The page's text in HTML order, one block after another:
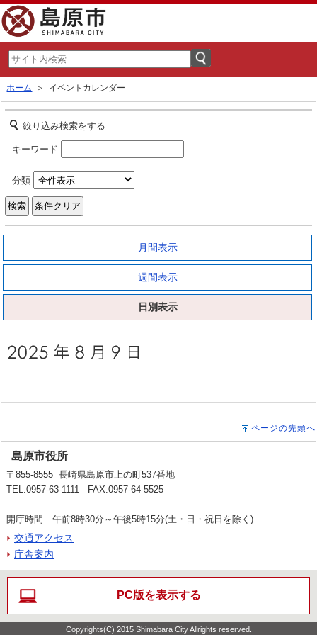
ホーム ＞ イベントカレンダー
絞り込み検索をする
キーワード
分類
月間表示
週間表示
日別表示
ページの先頭へ
島原市役所
〒855-8555 長崎県島原市上の町537番地
TEL:0957-63-1111 FAX:0957-64-5525
開庁時間 午前8時30分～午後5時15分(土・日・祝日を除く)
交通アクセス
庁舎案内
PC版を表示する
Copyrights(C) 2015 Shimabara City Allrights reserved.